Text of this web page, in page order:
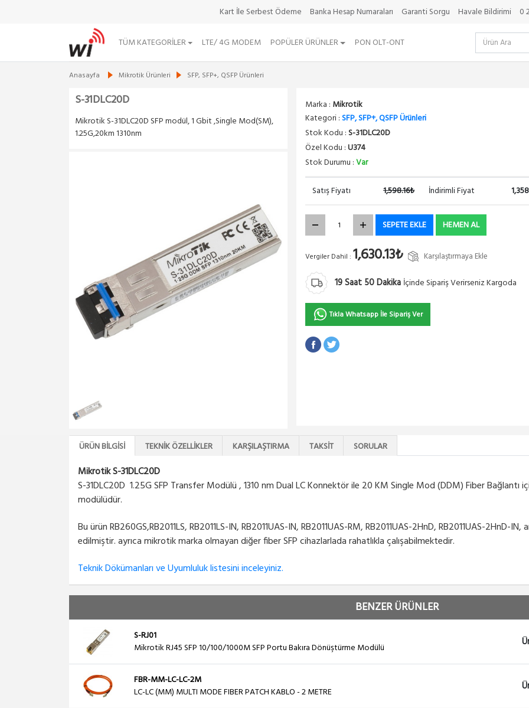
Kart İle Serbest Ödeme Banka Hesap Numaraları Garanti Sorgu Havale Bildirimi 0
TÜM KATEGORILER LTE/ 4G MODEM POPÜLER ÜRÜNLER PON OLT-ONT
Anasayfa Mikrotik Ürünleri SFP, SFP+, QSFP Ürünleri
S-31DLC20D
Mikrotik S-31DLC20D SFP modül, 1 Gbit ,Single Mod(SM),
1.25G,20km 1310nm
Marka : Mikrotik
Kategori :SFP, SFP+, QSFP Ürünleri
Stok Kodu : S-31DLC20D
Özel Kodu :U374
Stok Durumu :Var
Satış Fiyatı 1,598.16₺ İndirimli Fiyat
SEPETE EKLE HEMEN AL
Vergiler Dahil : 1,630.13₺ Karşılaştırmaya Ekle
19Saat 50Dakika İçinde Sipariş Verirseniz Kargoda
Tıkla Whatsapp İle Sipariş Ver
ÜRÜN BILGISI TEKNIK ÖZELLIKLER KARŞILAŞTIRMA TAKSIT SORULAR
Mikrotik S-31DLC20D
S-31DLC20D 1.25G SFP Transfer Modülü , 1310 nm Dual LC Konnektör ile 20 KM Single Mod (DDM) Fiber Bağlantı
modülüdür.
Bu ürün RB260GS,RB2011LS, RB2011LS-IN, RB2011UAS-IN, RB2011UAS-RM, RB2011UAS-2HnD, RB2011UAS-2HnD-
edilmiştir. ayrıca mikrotik marka olmayan diğer fiber SFP cihazlarlada rahatlıkla çalışabilmektedir.
Teknik Dökümanları ve Uyumluluk listesini inceleyiniz.
BENZER ÜRÜNLER
S-RJ01
Mikrotik RJ45 SFP 10/100/1000M SFP Portu Bakıra Dönüştürme Modülü
FBR-MM-LC-LC-2M
LC-LC (MM) MULTI MODE FIBER PATCH KABLO - 2 METRE